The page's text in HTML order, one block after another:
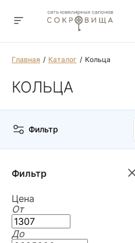
Главная Каталог Кольца
КОЛЬЦА
Фильтр
Фильтр
Цена
От
До